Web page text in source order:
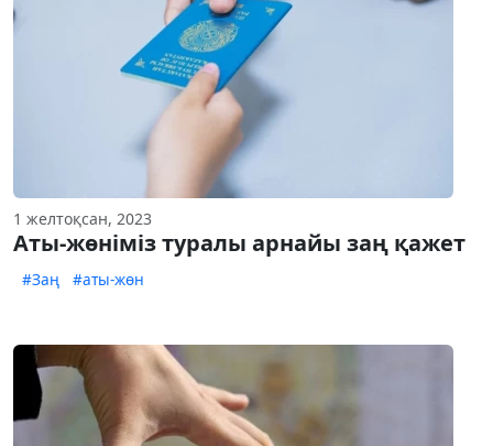
1 желтоқсан, 2023
Аты-жөніміз туралы арнайы заң қажет
#Заң #аты-жөн